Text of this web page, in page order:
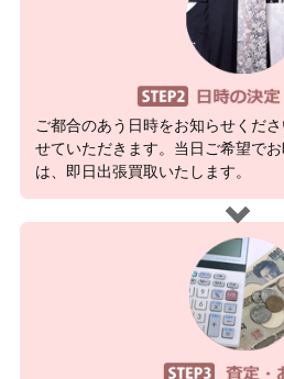
ご都合のあう日時をお知らせくだ
せていただきます。当日ご希望で
は、即日出張買取いたします。